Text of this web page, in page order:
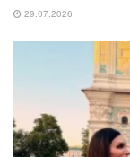
29.07.2026